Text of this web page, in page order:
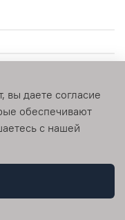
контента без
вы даете согласие
обеспечивают
с нашей